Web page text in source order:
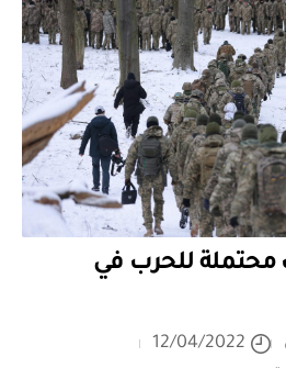
محتملة للحرب في
12/04/2022